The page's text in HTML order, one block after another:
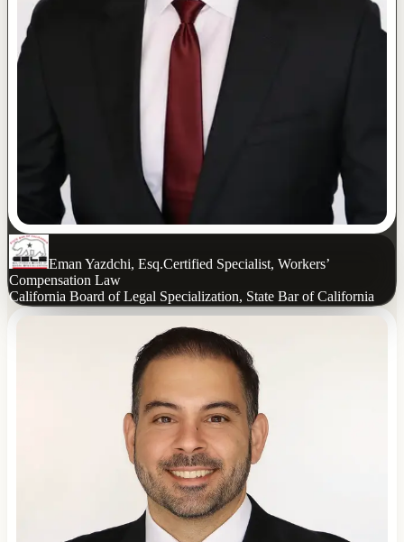
Eman Yazdchi, Esq.Certified Specialist, Workers’
Compensation Law
California Board of Legal Specialization, State Bar of California